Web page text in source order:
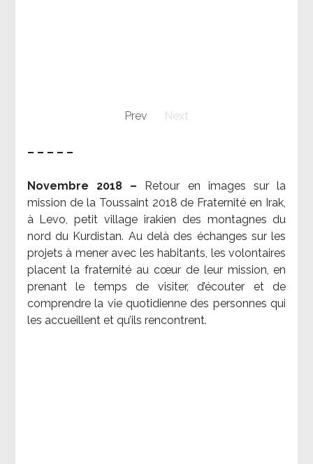
Prev Next
– – – – –
Novembre 2018 –
Retour en images sur la
mission de la Toussaint 2018 de Fraternité en Irak,
à Levo, petit village irakien des montagnes du
nord du Kurdistan. Au delà des échanges sur les
projets à mener avec les habitants, les volontaires
placent la fraternité au cœur de leur mission, en
prenant le temps de visiter, d’écouter et de
comprendre la vie quotidienne des personnes qui
les accueillent et qu’ils rencontrent.